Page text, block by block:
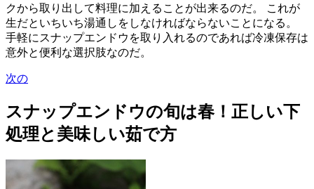
クから取り出して料理に加えることが出来るのだ。 これが
生だといちいち湯通しをしなければならないことになる。
手軽にスナップエンドウを取り入れるのであれば冷凍保存は
意外と便利な選択肢なのだ。
次の
スナップエンドウの旬は春！正しい下
処理と美味しい茹で方